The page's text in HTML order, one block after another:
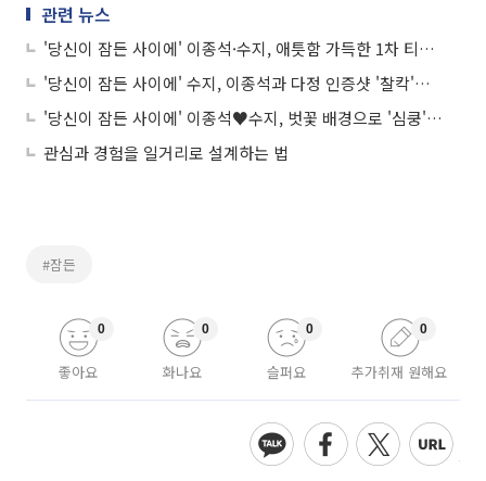
관련 뉴스
'당신이 잠든 사이에' 이종석·수지, 애틋함 가득한 1차 티저 영상 공개…"꿈에서 당신을 보았습니다"
'당신이 잠든 사이에' 수지, 이종석과 다정 인증샷 '찰칵'…"바라만 봐도 설레네~"
'당신이 잠든 사이에' 이종석♥수지, 벗꽃 배경으로 '심쿵' 메인 포스터 공개…몽환적 분위기 '물씬'
관심과 경험을 일거리로 설계하는 법
#잠든
좋아요
0
화나요
0
슬퍼요
0
추가취재 원해요
0